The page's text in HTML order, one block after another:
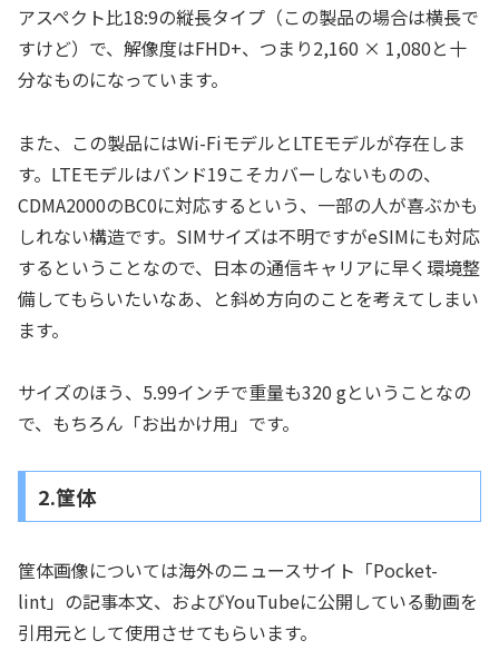
アスペクト比18:9の縦長タイプ（この製品の場合は横長で
すけど）で、解像度はFHD+、つまり2,160 × 1,080と十
分なものになっています。
また、この製品にはWi-FiモデルとLTEモデルが存在しま
す。LTEモデルはバンド19こそカバーしないものの、
CDMA2000のBC0に対応するという、一部の人が喜ぶかも
しれない構造です。SIMサイズは不明ですがeSIMにも対応
するということなので、日本の通信キャリアに早く環境整
備してもらいたいなあ、と斜め方向のことを考えてしまい
ます。
サイズのほう、5.99インチで重量も320 gということなの
で、もちろん「お出かけ用」です。
2.筐体
筐体画像については海外のニュースサイト「Pocket-
lint」の記事本文、およびYouTubeに公開している動画を
引用元として使用させてもらいます。